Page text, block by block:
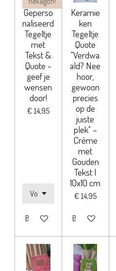
Geperso
naliseerd
Tegeltje
met
Tekst &
Quote -
geef je
wensen
door!
€ 14,95
Bekijk details
Keramie
ken
Tegeltje
Quote
"Verdwa
ald? Nee
hoor,
gewoon
precies
op de
juiste
plek" –
Crème
met
Gouden
Tekst |
10x10 cm
€ 14,95
Bekijk details